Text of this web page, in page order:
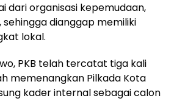
dari organisasi kepemudaan,
dianggap memiliki
lokal.
PKB telah tercatat tiga kali
memenangkan Pilkada Kota
kader internal sebagai calon